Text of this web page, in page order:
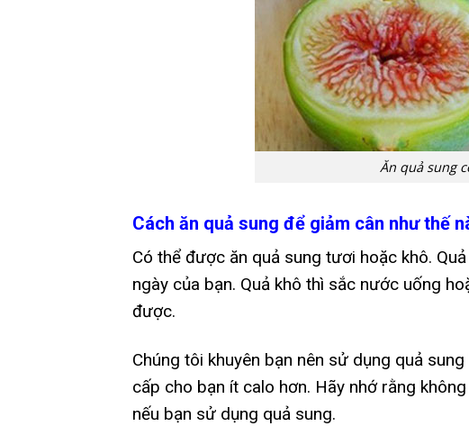
Ăn quả sung
Cách ăn quả sung để giảm cân như thế
Có thể được ăn quả sung tươi hoặc khô.
ngày của bạn. Quả khô thì sắc nước uống
được.
Chúng tôi khuyên bạn nên sử dụng quả
cấp cho bạn ít calo hơn. Hãy nhớ rằng
nếu bạn sử dụng quả sung.